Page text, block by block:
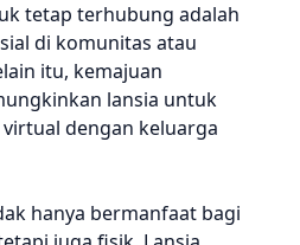
tetap terhubung adalah
di komunitas atau
itu, kemajuan
lansia untuk
dengan keluarga
hanya bermanfaat bagi